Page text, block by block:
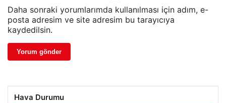
Daha sonraki yorumlarımda kullanılması için adım, e-
posta adresim ve site adresim bu tarayıcıya
kaydedilsin.
Hava Durumu